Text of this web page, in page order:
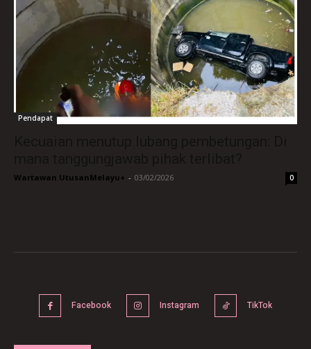
Pendapat
Wartawan UtusanMelayu+ - 03/02/2026 0
Facebook Instagram TikTok